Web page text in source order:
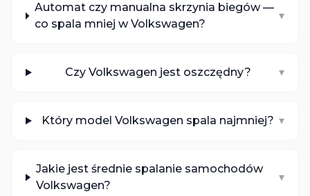
Automat czy manualna skrzynia biegów —
co spala mniej w Volkswagen?
▾
Czy Volkswagen jest oszczędny? ▾
Który model Volkswagen spala najmniej? ▾
Jakie jest średnie spalanie samochodów
Volkswagen?
▾